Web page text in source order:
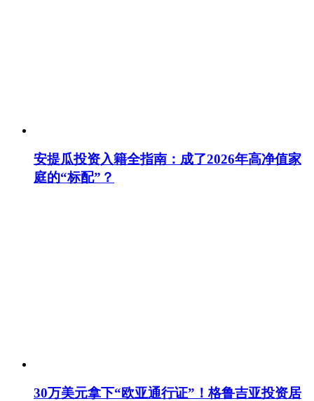
安提瓜投资入籍全指南：成了2026年高净值家
庭的“标配”？
30万美元拿下“欧亚通行证”！格鲁吉亚投资居